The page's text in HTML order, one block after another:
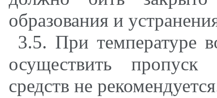
образования и
3.5. При температуре
осуществить пропуск
средств не